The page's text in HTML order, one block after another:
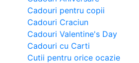
Cadouri pentru copii
Cadouri Craciun
Cadouri Valentine's Day
Cadouri cu Carti
Cutii pentru orice ocazie